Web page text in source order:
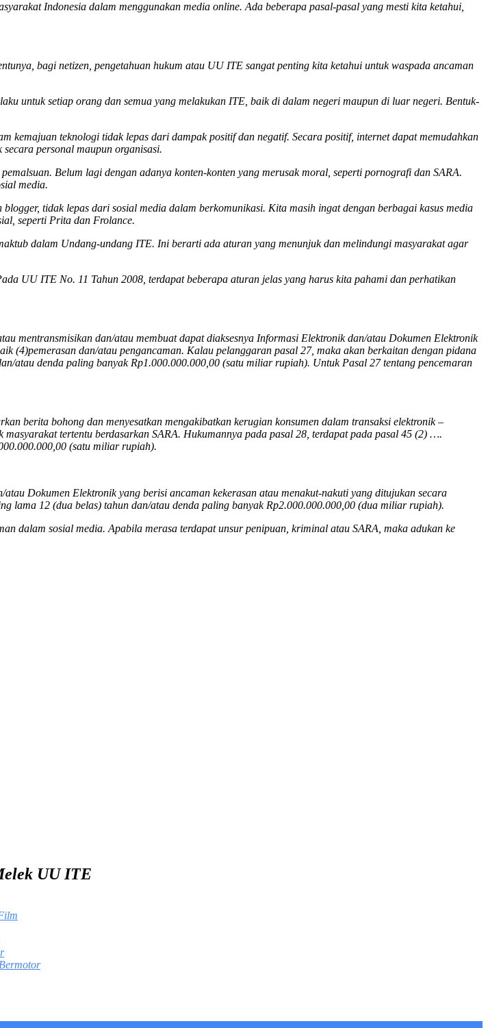
Indonesia dalam menggunakan media online. Ada beberapa pasal-pasal yang mesti kita ketahui,
bagi netizen, pengetahuan hukum atau UU ITE sangat penting kita ketahui untuk waspada ancaman
untuk setiap orang dan semua yang melakukan ITE, baik di dalam negeri maupun di luar negeri. Bentuk-
kemajuan teknologi tidak lepas dari dampak positif dan negatif. Secara positif, internet dapat memudahkan
personal maupun organisasi.
Belum lagi dengan adanya konten-konten yang merusak moral, seperti pornografi dan SARA.
media.
tidak lepas dari sosial media dalam berkomunikasi. Kita masih ingat dengan berbagai kasus media
seperti Prita dan Frolance.
dalam Undang-undang ITE. Ini berarti ada aturan yang menunjuk dan melindungi masyarakat agar
UU ITE No. 11 Tahun 2008, terdapat beberapa aturan jelas yang harus kita pahami dan perhatikan
mentransmisikan dan/atau membuat dapat diaksesnya Informasi Elektronik dan/atau Dokumen Elektronik
(4)pemerasan dan/atau pengancaman. Kalau pelanggaran pasal 27, maka akan berkaitan dengan pidana
atau denda paling banyak Rp1.000.000.000,00 (satu miliar rupiah). Untuk Pasal 27 tentang pencemaran
berita bohong dan menyesatkan mengakibatkan kerugian konsumen dalam transaksi elektronik –
tertentu berdasarkan SARA. Hukumannya pada pasal 28, terdapat pada pasal 45 (2) ….
(satu miliar rupiah).
Dokumen Elektronik yang berisi ancaman kekerasan atau menakut-nakuti yang ditujukan secara
12 (dua belas) tahun dan/atau denda paling banyak Rp2.000.000.000,00 (dua miliar rupiah).
dalam sosial media. Apabila merasa terdapat unsur penipuan, kriminal atau SARA, maka adukan ke
UU ITE